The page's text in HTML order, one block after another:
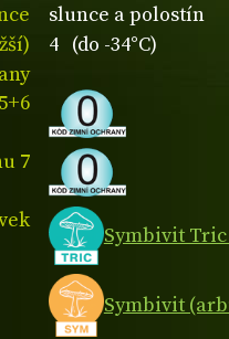
slunce a polostín
4 (do -34°C)
7
Symbivit
Symbivit